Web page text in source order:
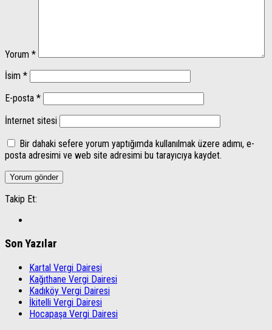
Yorum *
İsim *
E-posta *
İnternet sitesi
Bir dahaki sefere yorum yaptığımda kullanılmak üzere adımı, e-
posta adresimi ve web site adresimi bu tarayıcıya kaydet.
Takip Et:
Son Yazılar
Kartal Vergi Dairesi
Kağıthane Vergi Dairesi
Kadıköy Vergi Dairesi
İkitelli Vergi Dairesi
Hocapaşa Vergi Dairesi